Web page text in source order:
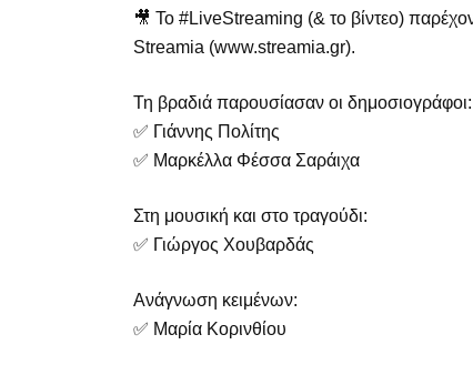
🎥 Το #LiveStreaming (& το βίντεο)
Streamia (www.streamia.gr).
Τη βραδιά παρουσίασαν οι δημοσιογράφοι:
✅ Γιάννης Πολίτης
✅ Μαρκέλλα Φέσσα Σαράιχα
Στη μουσική και στο τραγούδι:
✅ Γιώργος Χουβαρδάς
Ανάγνωση κειμένων:
✅ Μαρία Κορινθίου